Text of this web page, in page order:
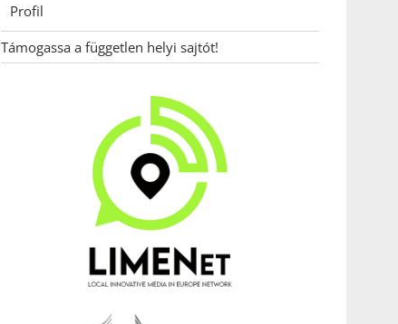
Profil
Támogassa a független helyi sajtót!